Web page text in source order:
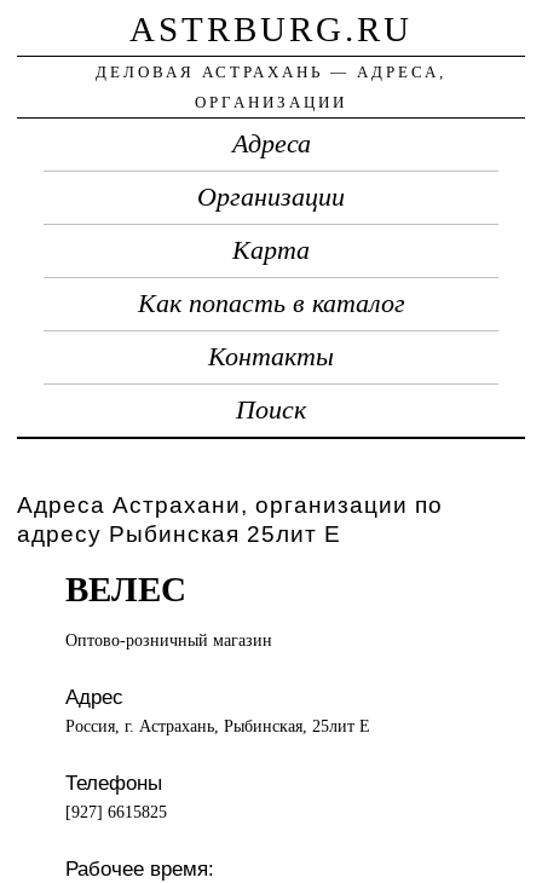
ASTRBURG.RU
ДЕЛОВАЯ АСТРАХАНЬ — АДРЕСА,
ОРГАНИЗАЦИИ
Адреса
Организации
Карта
Как попасть в каталог
Контакты
Поиск
Адреса Астрахани, организации по
адресу Рыбинская 25лит Е
ВЕЛЕС
Оптово-розничный магазин
Адрес
Россия, г. Астрахань, Рыбинская, 25лит Е
Телефоны
[927] 6615825
Рабочее время: